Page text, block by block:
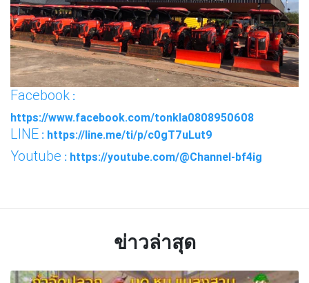
Facebook :
https://www.facebook.com/tonkla0808950608
LINE : https://line.me/ti/p/c0gT7uLut9
Youtube : https://youtube.com/@Channel-bf4ig
ข่าวล่าสุด